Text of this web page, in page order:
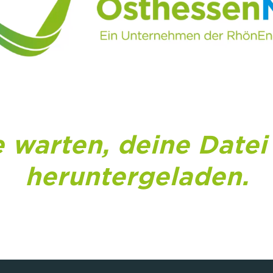
warten, deine
heruntergeladen.